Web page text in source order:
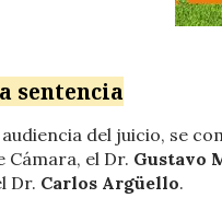
sentencia
del juicio, se
Cámara, el Dr. Gustavo
Dr. Carlos Argüello.